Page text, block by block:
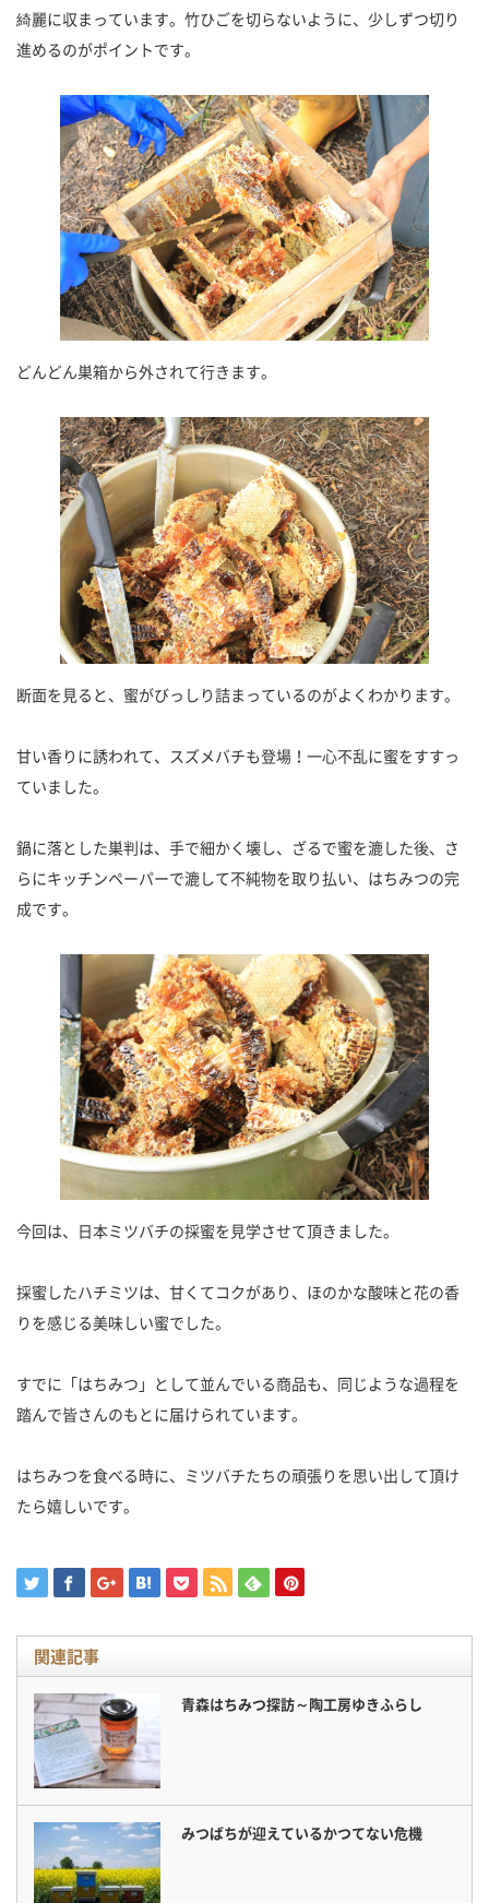
綺麗に収まっています。竹ひごを切らないように、少しずつ切り
進めるのがポイントです。
どんどん巣箱から外されて行きます。
断面を見ると、蜜がびっしり詰まっているのがよくわかります。
甘い香りに誘われて、スズメバチも登場！一心不乱に蜜をすすっ
ていました。
鍋に落とした巣判は、手で細かく壊し、ざるで蜜を漉した後、さ
らにキッチンペーパーで漉して不純物を取り払い、はちみつの完
成です。
今回は、日本ミツバチの採蜜を見学させて頂きました。
採蜜したハチミツは、甘くてコクがあり、ほのかな酸味と花の香
りを感じる美味しい蜜でした。
すでに「はちみつ」として並んでいる商品も、同じような過程を
踏んで皆さんのもとに届けられています。
はちみつを食べる時に、ミツバチたちの頑張りを思い出して頂け
たら嬉しいです。
関連記事
青森はちみつ探訪～陶工房ゆきふらし
みつばちが迎えているかつてない危機